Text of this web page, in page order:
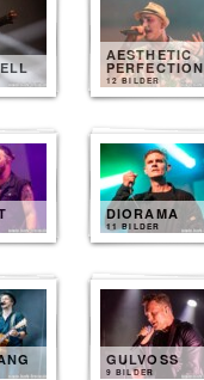
AESTHETIC
PERFECTION
12 BILDER
DIORAMA
11 BILDER
GULVOSS
9 BILDER